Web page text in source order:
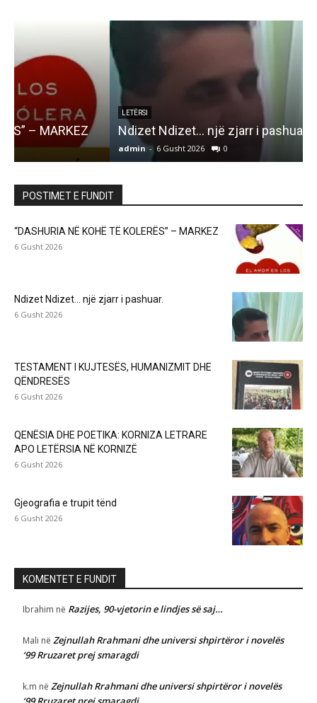
LETËRSI
Ndizet Ndizet… një zjarr i pashuar.
admin - 6 Gusht 2026 0
POSTIMET E FUNDIT
“DASHURIA NË KOHË TË KOLERËS” – MARKEZ
6 Gusht 2026
Ndizet Ndizet… një zjarr i pashuar.
6 Gusht 2026
TESTAMENT I KUJTESËS, HUMANIZMIT DHE
QËNDRESËS
6 Gusht 2026
QENËSIA DHE POETIKA: KORNIZA LETRARE
APO LETËRSIA NË KORNIZË
6 Gusht 2026
Gjeografia e trupit tënd
6 Gusht 2026
KOMENTET E FUNDIT
Ibrahim në Razijes, 90-vjetorin e lindjes së saj…
Mali në Zejnullah Rrahmani dhe universi shpirtëror i novelës
‘99 Rruzaret prej smaragdi
k.m në Zejnullah Rrahmani dhe universi shpirtëror i novelës